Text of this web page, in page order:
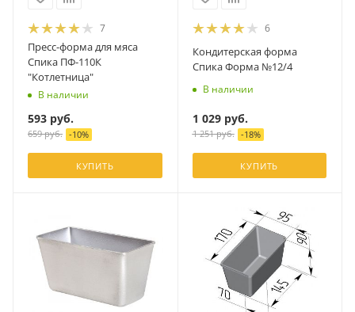
7
Пресс-форма для мяса
Спика ПФ-110К
"Котлетница"
В наличии
593 руб.
659руб. -10%
КУПИТЬ
6
Кондитерская форма
Спика Форма №12/4
В наличии
1 029руб.
1 251руб. -18%
КУПИТЬ